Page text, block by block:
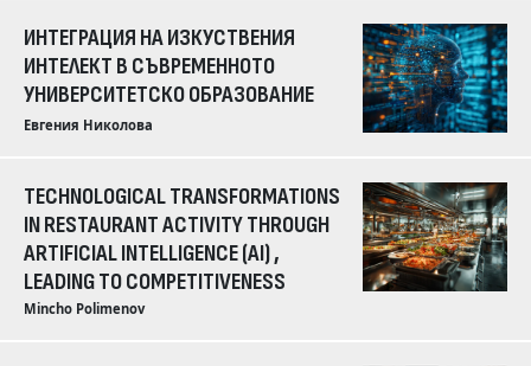
ИНТЕГРАЦИЯ НА ИЗКУСТВЕНИЯ
ИНТЕЛЕКТ В СЪВРЕМЕННОТО
УНИВЕРСИТЕТСКО ОБРАЗОВАНИЕ
Евгения Николова
TECHNOLOGICAL TRANSFORMATIONS
IN RESTAURANT ACTIVITY THROUGH
ARTIFICIAL INTELLIGENCE (AI) ,
LEADING TO COMPETITIVENESS
Mincho Polimenov